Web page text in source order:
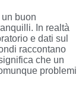
buon
In realtà
e dati sul
raccontano
che un
problemi